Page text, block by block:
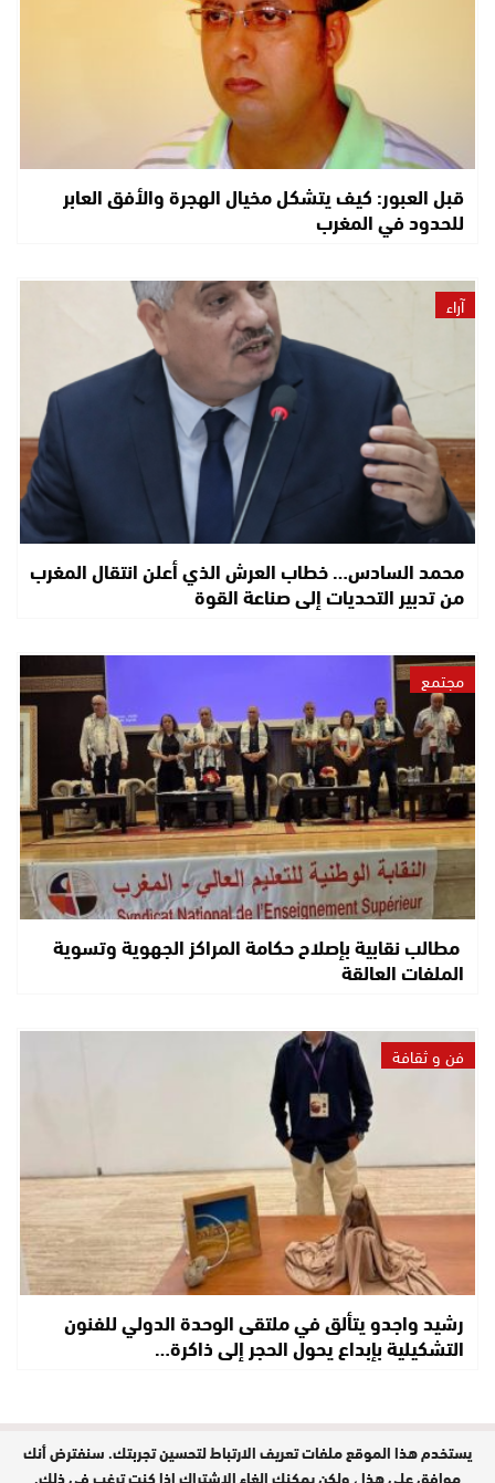
قبل العبور: كيف يتشكل مخيال الهجرة والأفق العابر
للحدود في المغرب
آراء
محمد السادس… خطاب العرش الذي أعلن انتقال المغرب
من تدبير التحديات إلى صناعة القوة
مجتمع
مطالب نقابية بإصلاح حكامة المراكز الجهوية وتسوية
الملفات العالقة
فن و ثقافة
رشيد واجدو يتألق في ملتقى الوحدة الدولي للفنون
التشكيلية بإبداع يحول الحجر إلى ذاكرة…
مدير النشر : حفيظة الدليمي / جميع
الحقوق محفوظة © 2026
يستخدم هذا الموقع ملفات تعريف الارتباط لتحسين تجربتك. سنفترض أنك